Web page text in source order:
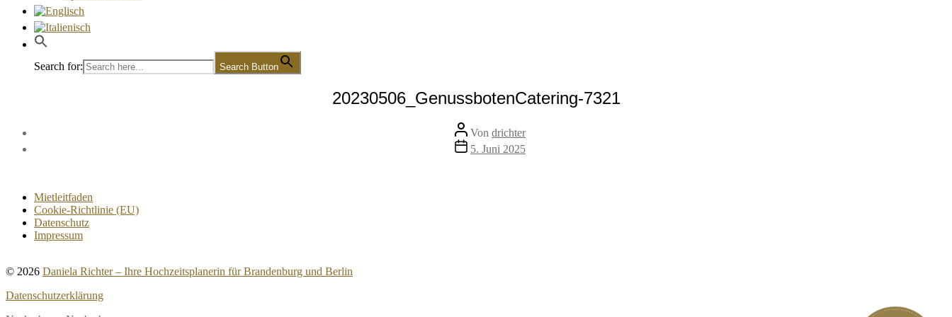
Search for: Search Button
20230506_GenussbotenCatering-7321
Beitragsautor
Von drichter
Veröffentlichungsdatum
5. Juni 2025
Mietleitfaden
Cookie-Richtlinie (EU)
Datenschutz
Impressum
© 2026 Daniela Richter – Ihre Hochzeitsplanerin für Brandenburg und Berlin
Datenschutzerklärung